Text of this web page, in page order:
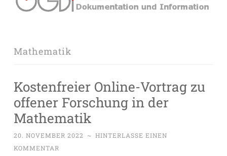
Mathematik
Kostenfreier Online-Vortrag zu
offener Forschung in der
Mathematik
20. NOVEMBER 2022 ~ HINTERLASSE EINEN
KOMMENTAR